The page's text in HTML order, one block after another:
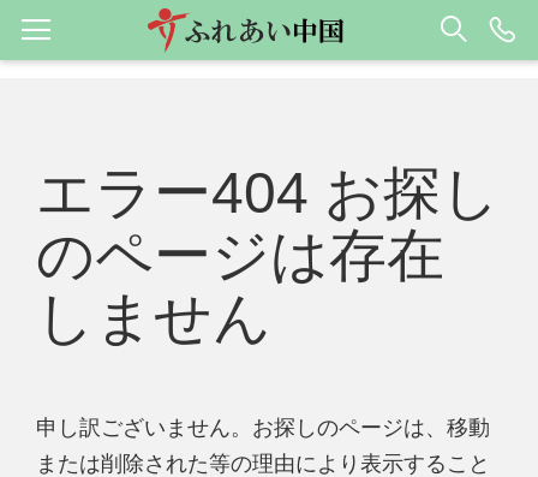
エラー404 お探し
のページは存在
しません
申し訳ございません。お探しのページは、移動
または削除された等の理由により表示すること